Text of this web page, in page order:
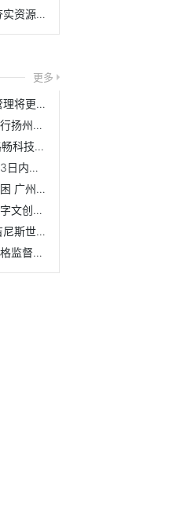
广州从化区强化乡镇林业站建设 夯实资源管护基层基础
更多
世茂集团撤销片区成立组团 地区管理将更加扁平化
江苏江都农商行与中国农业发展银行扬州市江都区支行举行战略合作
7月7日北斗导航板块收盘报涨：路畅科技领涨 达华智能、中科...
纸包装概念共有几支个股？大胜达3日内股价上涨0.98%
稳供保链、稳投资促消费和助企纾困 广州经济运行呈现恢复态势
让文化“活”起来 岭南金融博物馆数字文创正式发布
全球最大 海南州生态光伏园区获吉尼斯世界纪录
市场监管总局部署各地开展煤炭价格监督检查工作